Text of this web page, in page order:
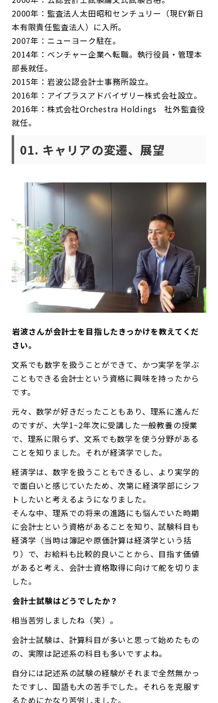
2000年：監査法人太田昭和センチュリー（現EY新日
本有限責任監査法人）に入所。
2007年：ニューヨーク駐在。
2014年：ベンチャー企業へ転職。執行役員・管理本
部長就任。
2015年：岩波公認会計士事務所設立。
2016年：アイプラスアドバイザリー株式会社設立。
2016年：株式会社Orchestra Holdings 社外監査役
就任。
01. キャリアの変遷、展望
――岩波さんが会計士を目指したきっかけを教えてくだ
さい。
文系でも数字を扱うことができて、かつ実学を学ぶ
こともできる会計士という資格に興味を持ったから
です。
元々、数学が好きだったこともあり、理系に進んだ
のですが、大学1~2年次に受講した一般教養の授業
で、理系に限らず、文系でも数学を使う分野がある
ことを知りました。それが経済学でした。
経済学は、数字を扱うこともできるし、より実学的
で面白いと感じていたため、次第に経済学部にシフ
トしたいと考えるようになりました。
そんな中、理系での将来の進路にも悩んでいた時期
に会計士という資格があることを知り、試験科目も
経済学（当時は簿記や原価計算は経済学という括
り）で、お給料も比較的良いことから、目指す価値
があると考え、会計士資格取得に向けて舵を切りま
した。
――会計士試験はどうでしたか？
相当苦労しましたね（笑）。
会計士試験は、計算科目が多いと思って始めたもの
の、実際は記述系の科目も多いですよね。
自分には記述系の試験の経験がそれまで全然無かっ
たですし、国語も大の苦手でした。それらを克服す
るためにかなり苦労しました。